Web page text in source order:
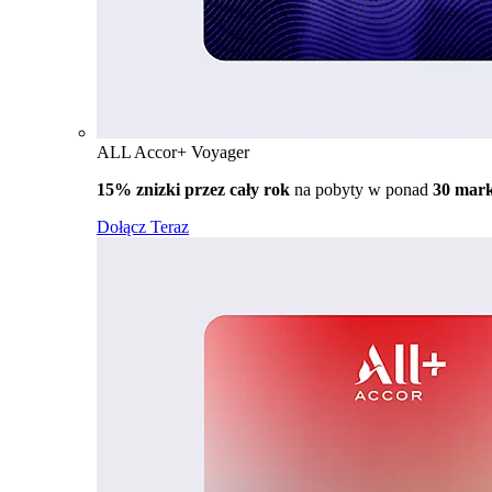
ALL Accor+ Voyager
15% znizki przez cały rok na pobyty w ponad 30
Dołącz Teraz